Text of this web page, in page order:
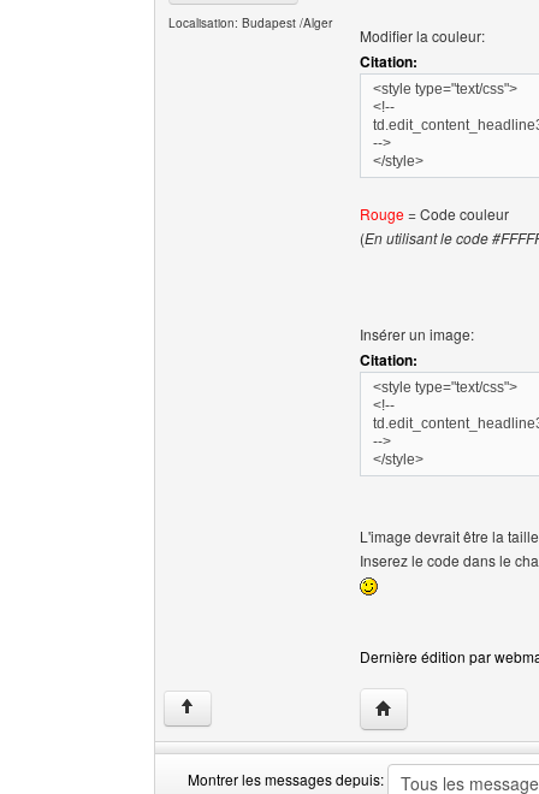
Localisation: Budapest /Alger
Modifier la couleur:
Citation:
<style type="text/css">
<!--
-->
</style>
Rouge= Code couleur
(En utilisant le code
Insérer un image:
Citation:
<style type="text/css">
<!--
-->
</style>
L'image devrait être la
Inserez le code dans le
Dernière édition par
↑ Visiter le site web
Montrer les messages depuis: